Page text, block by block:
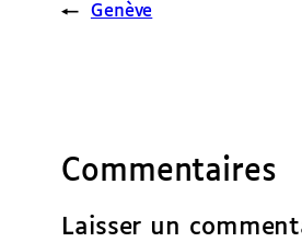
← Genève
Commentaires
Laisser un